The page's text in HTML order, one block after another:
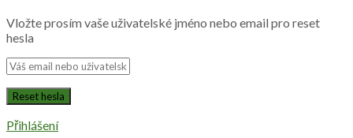
Vložte prosím vaše uživatelské jméno nebo email pro reset
hesla
Přihlášení